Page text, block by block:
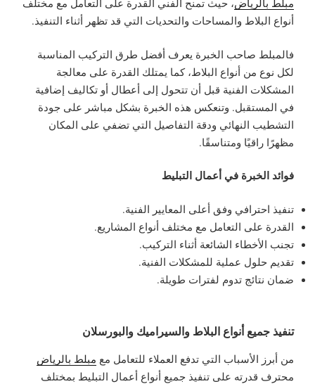
مبلط بالرياض، حيث تمنح الفني القدرة على التعامل مع مختلف
أنواع البلاط والمساحات والتحديات التي قد تظهر أثناء التنفيذ.
فالمبلط صاحب الخبرة يعرف أفضل طرق التركيب المناسبة
لكل نوع من أنواع البلاط، كما يمتلك القدرة على معالجة
المشكلات الفنية قبل أن تتحول إلى أعطال أو تكاليف إضافية
في المستقبل. وتنعكس هذه الخبرة بشكل مباشر على جودة
التشطيب النهائي ودقة التفاصيل التي تضفي على المكان
مظهرًا راقيًا ومتناسقًا.
فوائد الخبرة في أعمال التبليط
تنفيذ احترافي وفق أعلى المعايير الفنية.
القدرة على التعامل مع مختلف أنواع المشاريع.
تجنب الأخطاء الشائعة أثناء التركيب.
تقديم حلول عملية للمشكلات الفنية.
ضمان نتائج تدوم لفترات طويلة.
تنفيذ جميع أنواع البلاط والسيراميك والبورسلان
من أبرز الأسباب التي تدفع العملاء للتعامل مع مبلط بالرياض
محترف قدرته على تنفيذ جميع أنواع أعمال التبليط بمختلف